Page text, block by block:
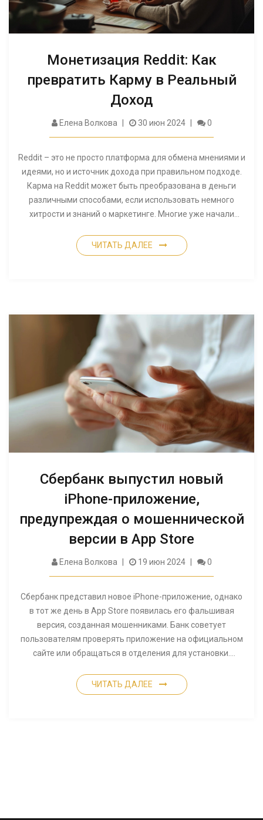
Монетизация Reddit: Как
превратить Карму в Реальный
Доход
Елена Волкова 30 июн 2024 0
Reddit – это не просто платформа для обмена мнениями и
идеями, но и источник дохода при правильном подходе.
Карма на Reddit может быть преобразована в деньги
различными способами, если использовать немного
хитрости и знаний о маркетинге. Многие уже начали
комментариев, что открывает двери для инновационных
стратегий монетизации. Мы рассмотрим, как карма
ЧИТАТЬ ДАЛЕЕ
Сбербанк выпустил новый
iPhone-приложение,
предупреждая о мошеннической
версии в App Store
Елена Волкова 19 июн 2024 0
Сбербанк представил новое iPhone-приложение, однако
в тот же день в App Store появилась его фальшивая
версия, созданная мошенниками. Банк советует
пользователям проверять приложение на официальном
сайте или обращаться в отделения для установки.
названию с незначительными изменениями,
предоставление прав доступа может привести к краже
ЧИТАТЬ ДАЛЕЕ